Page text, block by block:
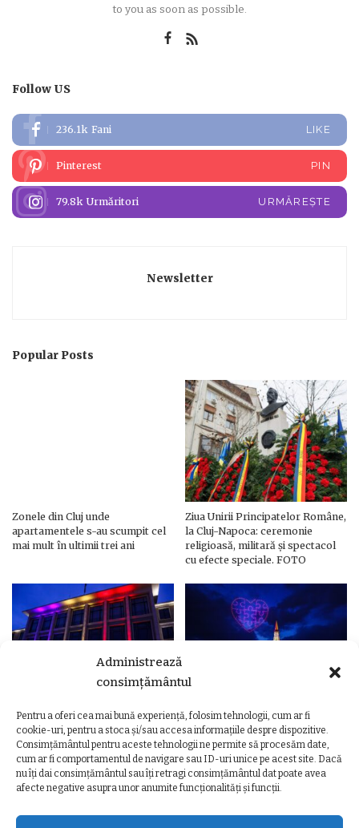
Administrează
consimțământul
Pentru a oferi cea mai bună experiență, folosim tehnologii, cum ar fi
cookie-uri, pentru a stoca și/sau accesa informațiile despre dispozitive.
Consimțământul pentru aceste tehnologii ne permite să procesăm date,
cum ar fi comportamentul de navigare sau ID-uri unice pe acest site. Dacă
nu îți dai consimțământul sau îți retragi consimțământul dat poate avea
afecte negative asupra unor anumite funcționalități și funcții.
to you as soon as possible.
Follow US
236.1k Fani LIKE
Pinterest PIN
79.8k Urmăritori URMĂREȘTE
Newsletter
Popular Posts
Zonele din Cluj unde
apartamentele s-au scumpit cel
mai mult în ultimii trei ani
Ziua Unirii Principatelor Române,
la Cluj-Napoca: ceremonie
religioasă, militară și spectacol
cu efecte speciale. FOTO
Ziua Unirii Principatelor Române
– Clădiri și poduri din Cluj,
iluminate în culorile drapelului
Ziua Unirii la Cluj-Napoca.
Programul complet al
evenimentelor